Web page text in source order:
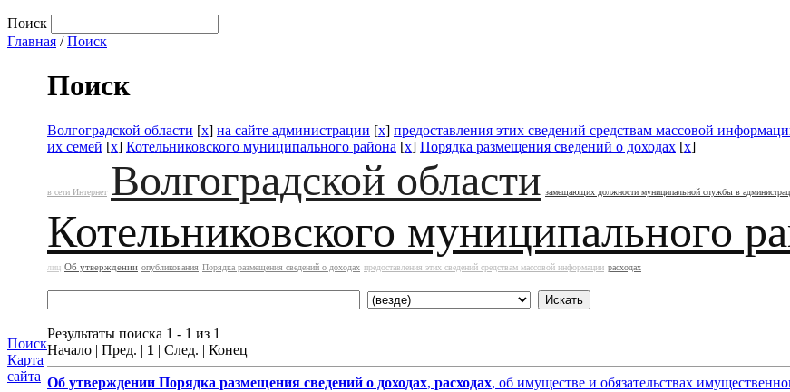
Поиск
Главная /Поиск
Поиск
Карта
сайта
Поиск
Волгоградской области [x] на сайте администрации [x] предоставления этих сведений средствам массовой
их семей [x] Котельниковского муниципального района [x] Порядка размещения сведений о доходах [x]
в сети Интернет Волгоградской области замещающих должности муниципальной службы в
Котельниковского муниципального
лиц Об утверждении опубликования Порядка размещения сведений о доходах предоставления этих сведений средствам массовой информации расходах
Результаты поиска 1 - 1 из 1
Начало | Пред. | 1 | След. | Конец
Об утверждении Порядка размещения сведений о доходах, расходах, об имуществе и обязательствах